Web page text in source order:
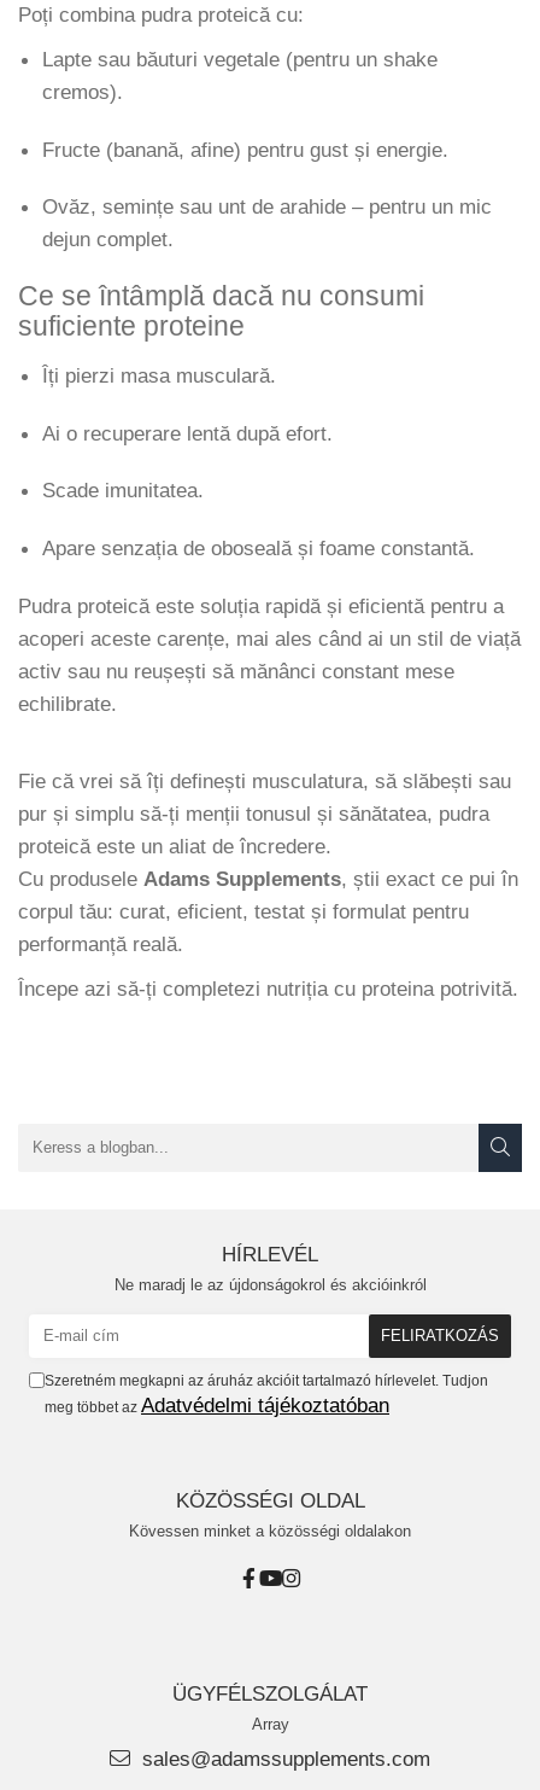
Poți combina pudra proteică cu:
Lapte sau băuturi vegetale (pentru un shake
cremos).
Fructe (banană, afine) pentru gust și energie.
Ovăz, semințe sau unt de arahide – pentru un mic
dejun complet.
Ce se întâmplă dacă nu consumi
suficiente proteine
Îți pierzi masa musculară.
Ai o recuperare lentă după efort.
Scade imunitatea.
Apare senzația de oboseală și foame constantă.
Pudra proteică este soluția rapidă și eficientă pentru a
acoperi aceste carențe, mai ales când ai un stil de viață
activ sau nu reușești să mănânci constant mese
echilibrate.
Fie că vrei să îți definești musculatura, să slăbești sau
pur și simplu să-ți menții tonusul și sănătatea, pudra
proteică este un aliat de încredere.
Cu produsele Adams Supplements, știi exact ce pui în
corpul tău: curat, eficient, testat și formulat pentru
performanță reală.
Începe azi să-ți completezi nutriția cu proteina potrivită.
HÍRLEVÉL
Ne maradj le az újdonságokrol és akcióinkról
Szeretném megkapni az áruház akcióit tartalmazó hírlevelet. Tudjon
meg többet az Adatvédelmi tájékoztatóban
KÖZÖSSÉGI OLDAL
Kövessen minket a közösségi oldalakon
ÜGYFÉLSZOLGÁLAT
Array
sales@adamssupplements.com